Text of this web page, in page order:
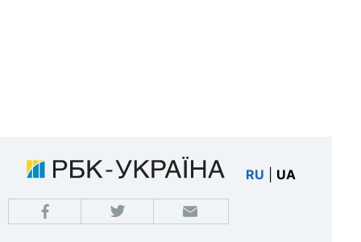
RU UA